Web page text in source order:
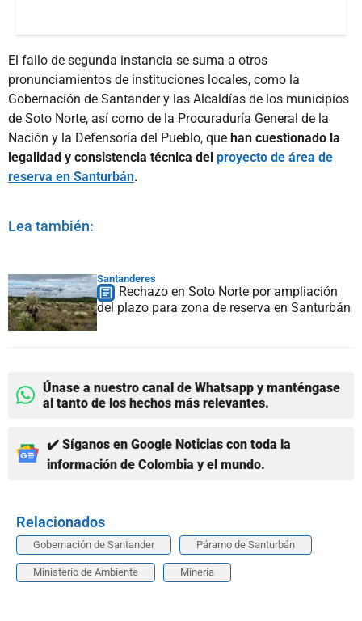
El fallo de segunda instancia se suma a otros
pronunciamientos de instituciones locales, como la
Gobernación de Santander y las Alcaldías de los municipios
de Soto Norte, así como de la Procuraduría General de la
Nación y la Defensoría del Pueblo, que han cuestionado la
legalidad y consistencia técnica del proyecto de área de
reserva en Santurbán.
Lea también:
Santanderes
Rechazo en Soto Norte por ampliación
del plazo para zona de reserva en Santurbán
Únase a nuestro canal de Whatsapp y manténgase
al tanto de los hechos más relevantes.
✔️ Síganos en Google Noticias con toda la
información de Colombia y el mundo.
Relacionados
Gobernación de Santander Páramo de Santurbán
Ministerio de Ambiente Minería